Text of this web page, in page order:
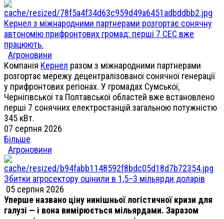
Кернел з міжнародними партнерами розгортає сонячну
автономію прифронтових громад: перші 7 СЕС вже
працюють.
Агроновини
Компанія Кернел разом з міжнародними партнерами
розгортає мережу децентралізованої сонячної генерації
у прифронтових регіонах. У громадах Сумської,
Чернігівської та Полтавської областей вже встановлено
перші 7 сонячних електростанцій загальною потужністю
345 кВт.
07 серпня 2026
Більше
Агроновини
Збитки агросектору оцінили в 1,5–3 мільярди доларів
05 серпня 2026
Уперше названо ціну нинішньої логістичної кризи для
галузі — і вона вимірюється мільярдами. Заразом